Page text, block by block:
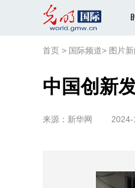
首页 > 国际频道> 图片
中国创新
来源： 新华网